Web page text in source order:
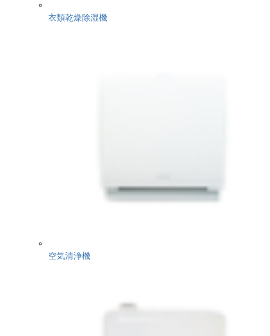
衣類乾燥除湿機
空気清浄機